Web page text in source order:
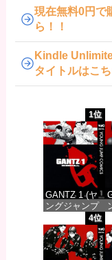
現在無料0円で
ら！！
Kindle
タイトルはこち
1位
GANTZ 1 (ヤ
ングジャンプ
コミックス
DIGITAL)
価格：¥100
4位